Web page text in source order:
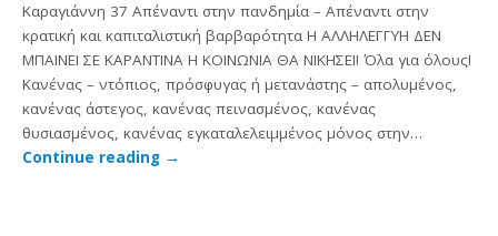
Καραγιάννη 37 Απέναντι στην πανδημία – Απέναντι στην
κρατική και καπιταλιστική βαρβαρότητα H ΑΛΛΗΛΕΓΓΥΗ ΔΕΝ
ΜΠΑΙΝΕΙ ΣΕ ΚΑΡΑΝΤΙΝΑ Η ΚΟΙΝΩΝΙΑ ΘΑ ΝΙΚΗΣΕΙ! Όλα για όλους!
Κανένας – ντόπιος, πρόσφυγας ή μετανάστης – απολυμένος,
κανένας άστεγος, κανένας πεινασμένος, κανένας
θυσιασμένος, κανένας εγκαταλελειμμένος μόνος στην…
Continue reading →